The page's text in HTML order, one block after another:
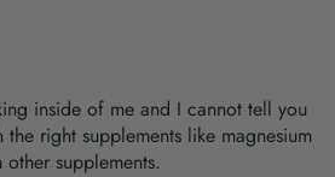
inside of me and I cannot tell you
right supplements like magnesium
supplements.